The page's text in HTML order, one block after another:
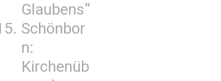
Glaubens“
Schönbor
n:
Kirchenüb